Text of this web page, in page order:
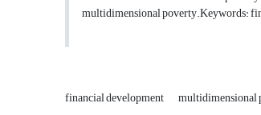
multidimensional poverty.Keywords:
financial development multidimensional